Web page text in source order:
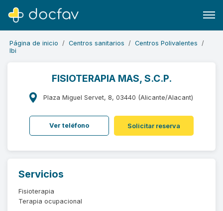
Página de inicio Centros sanitarios
Centros Polivalentes
Ibi
FISIOTERAPIA MAS, S.C.P.
Plaza Miguel Servet, 8, 03440 (Alicante/Alacant)
Ver teléfono Solicitar reserva
Servicios
Fisioterapia
Terapia ocupacional